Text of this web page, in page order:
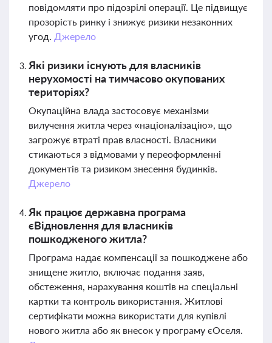
повідомляти про підозрілі операції. Це підвищує
прозорість ринку і знижує ризики незаконних
угод. Джерело
Які ризики існують для власників
нерухомості на тимчасово окупованих
територіях?
Окупаційна влада застосовує механізми
вилучення житла через «націоналізацію», що
загрожує втраті прав власності. Власники
стикаються з відмовами у переоформленні
документів та ризиком знесення будинків.
Джерело
Як працює державна програма
єВідновлення для власників
пошкодженого житла?
Програма надає компенсації за пошкоджене або
знищене житло, включає подання заяв,
обстеження, нарахування коштів на спеціальні
картки та контроль використання. Житлові
сертифікати можна використати для купівлі
нового житла або як внесок у програму єОселя.